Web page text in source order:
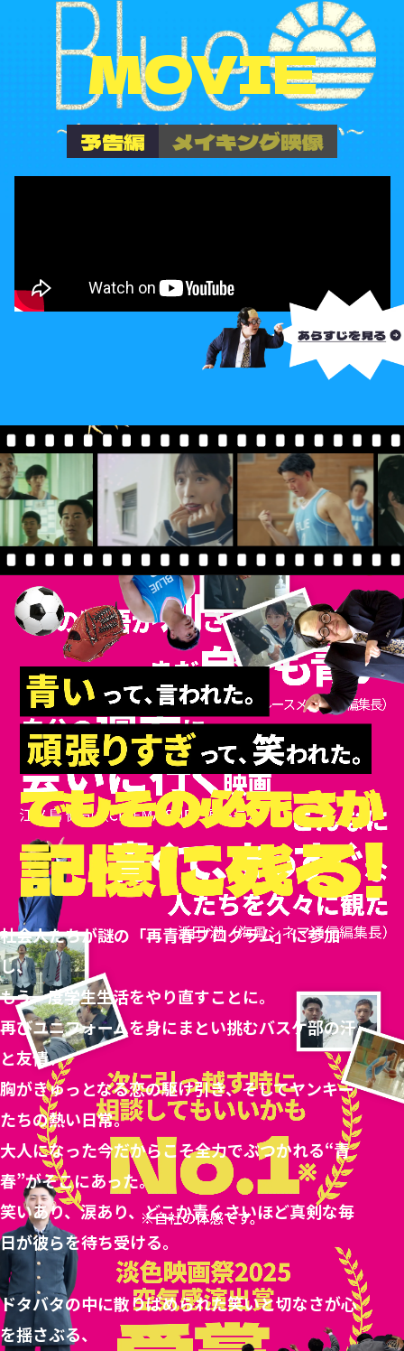
MOVIE
予告編 メイキング映像
社会人たちが謎の「再青春プログラム」に参加
し、
もう一度学生生活をやり直すことに。
再びユニフォームを身にまとい挑むバスケ部の汗
と友情、
胸がきゅっとなる恋の駆け引き、そしてヤンキー
たちの熱い日常。
大人になった今だからこそ全力でぶつかれる“青
春”がそこにあった。
笑いあり、涙あり、どこか青くさいほど真剣な毎
日が彼らを待ち受ける。
ドタバタの中に散りばめられた笑いと切なさが心
を揺さぶる、